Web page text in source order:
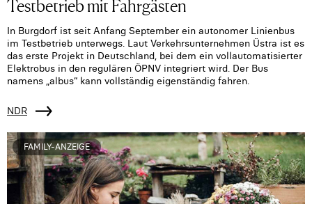
In Burgdorf ist seit Anfang September ein autonomer Linienbus
im Testbetrieb unterwegs. Laut Verkehrsunternehmen Üstra ist es
das erste Projekt in Deutschland, bei dem ein vollautomatisierter
Elektrobus in den regulären ÖPNV integriert wird. Der Bus
namens „albus“ kann vollständig eigenständig fahren.
NDR
FAMILY-ANZEIGE